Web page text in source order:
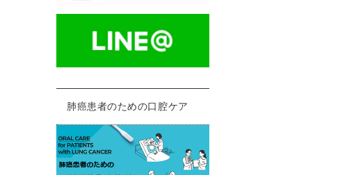
肺癌患者のための口腔ケア